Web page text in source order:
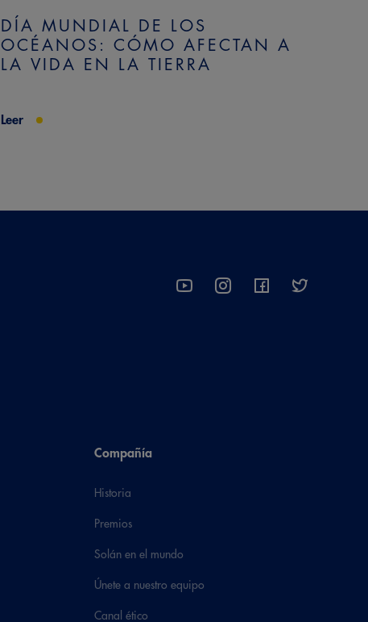
DÍA MUNDIAL DE LOS
OCÉANOS: CÓMO AFECTAN A
LA VIDA EN LA TIERRA
Leer
Compañía
Historia
Premios
Solán en el mundo
Únete a nuestro equipo
Canal ético